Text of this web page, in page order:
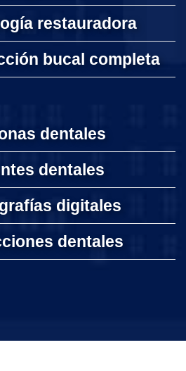
restauradora
bucal completa
dentales
dentales
digitales
dentales